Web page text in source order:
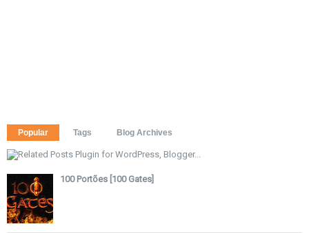
Popular Tags Blog Archives
100 Portões [100 Gates]